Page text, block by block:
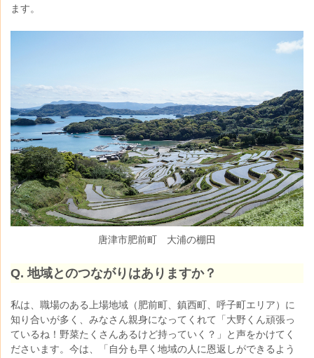
ます。
唐津市肥前町 大浦の棚田
Q. 地域とのつながりはありますか？
私は、職場のある上場地域（肥前町、鎮西町、呼子町エリア）に
知り合いが多く、 みなさん親身になってくれて「大野くん頑張っ
ているね！野菜たくさんあるけど持っていく？」と声をかけてく
ださいます。今は、「自分も早く地域の人に恩返しができるよう